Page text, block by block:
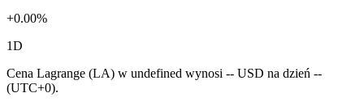
+0.00%
1D
Cena Lagrange (LA) w undefined wynosi -- USD na dzień --
(UTC+0).